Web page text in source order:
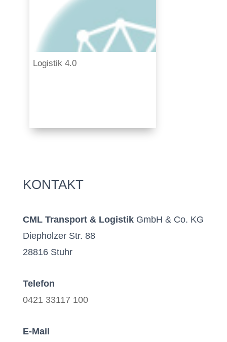
Logistik 4.0
KONTAKT
CML Transport & LogistikGmbH & Co. KG
Diepholzer Str. 88
28816 Stuhr
Telefon
0421 33117 100
E-Mail